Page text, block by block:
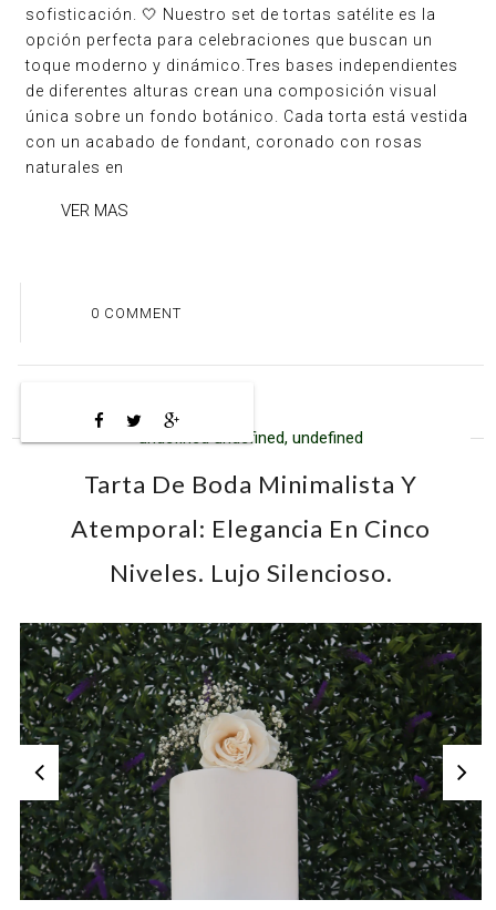
sofisticación. 🤍 Nuestro set de tortas satélite es la
opción perfecta para celebraciones que buscan un
toque moderno y dinámico.Tres bases independientes
de diferentes alturas crean una composición visual
única sobre un fondo botánico. Cada torta está vestida
con un acabado de fondant, coronado con rosas
naturales en
VER MAS
0 COMMENT
undefined undefined, undefined
Tarta De Boda Minimalista Y
Atemporal: Elegancia En Cinco
Niveles. Lujo Silencioso.